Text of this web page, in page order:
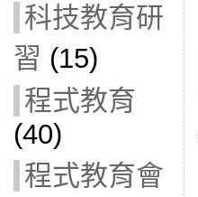
科技教育研
習 (15)
程式教育
(40)
程式教育會